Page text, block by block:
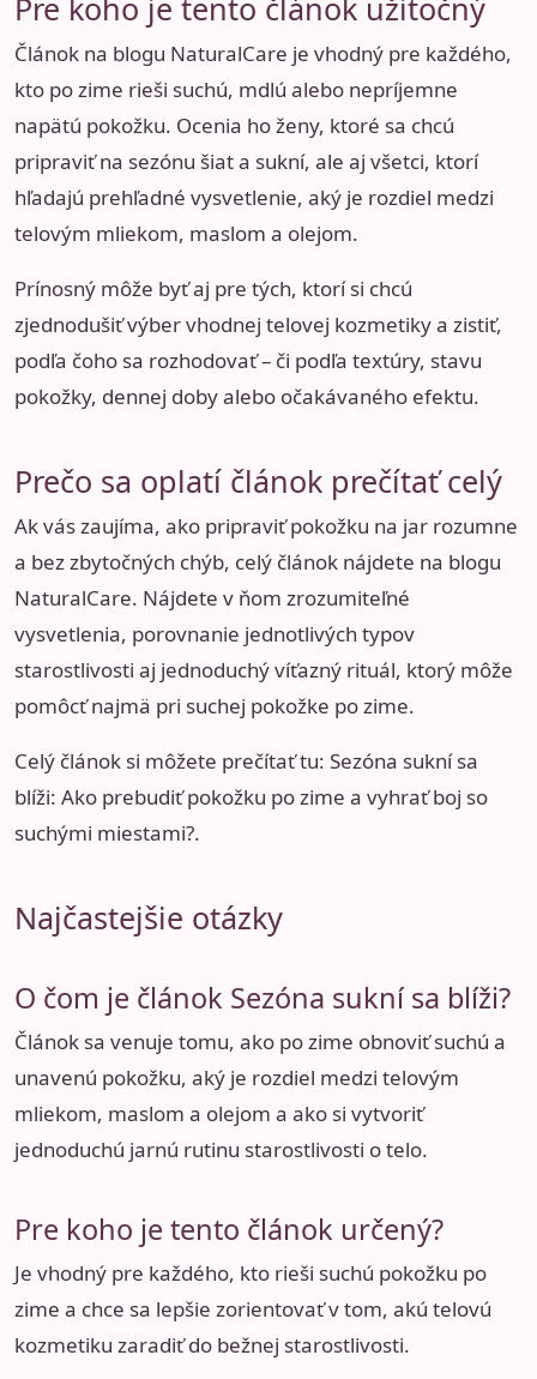
Článok na blogu NaturalCare je vhodný pre každého,
kto po zime rieši suchú, mdlú alebo nepríjemne
napätú pokožku. Ocenia ho ženy, ktoré sa chcú
pripraviť na sezónu šiat a sukní, ale aj všetci, ktorí
hľadajú prehľadné vysvetlenie, aký je rozdiel medzi
telovým mliekom, maslom a olejom.
Prínosný môže byť aj pre tých, ktorí si chcú
zjednodušiť výber vhodnej telovej kozmetiky a zistiť,
podľa čoho sa rozhodovať – či podľa textúry, stavu
pokožky, dennej doby alebo očakávaného efektu.
Prečo sa oplatí článok prečítať celý
Ak vás zaujíma, ako pripraviť pokožku na jar rozumne
a bez zbytočných chýb, celý článok nájdete na blogu
NaturalCare. Nájdete v ňom zrozumiteľné
vysvetlenia, porovnanie jednotlivých typov
starostlivosti aj jednoduchý víťazný rituál, ktorý môže
pomôcť najmä pri suchej pokožke po zime.
Celý článok si môžete prečítať tu: Sezóna sukní sa
blíži: Ako prebudiť pokožku po zime a vyhrať boj so
suchými miestami?.
Najčastejšie otázky
O čom je článok Sezóna sukní sa blíži?
Článok sa venuje tomu, ako po zime obnoviť suchú a
unavenú pokožku, aký je rozdiel medzi telovým
mliekom, maslom a olejom a ako si vytvoriť
jednoduchú jarnú rutinu starostlivosti o telo.
Pre koho je tento článok určený?
Je vhodný pre každého, kto rieši suchú pokožku po
zime a chce sa lepšie zorientovať v tom, akú telovú
kozmetiku zaradiť do bežnej starostlivosti.